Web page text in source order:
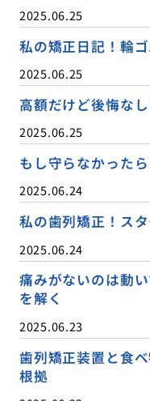
2025.06.25
私の矯正日記！輪
2025.06.25
高額だけど後悔な
2025.06.25
もし守らなかった
2025.06.24
私の歯列矯正！ス
2025.06.24
痛みがないのは動
を解く
2025.06.23
歯列矯正装置と食
根拠